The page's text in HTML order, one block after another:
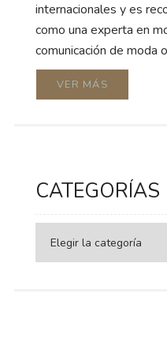
internacionales y es
como una experta en
comunicación de moda
VER MÁS
CATEGORÍAS